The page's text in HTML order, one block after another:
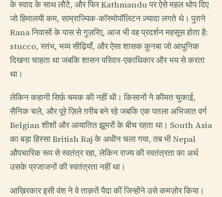
के स्वाद के साथ लौटे, और फिर Kathmandu पर ऐसे महल थोप दिए
जो हिमालयी कम, साम्राज्यिक-कॉस्मोपॉलिटन ज़्यादा लगते थे। पुराने
Rana निवासों के पास से गुज़रिए, आज भी वह प्रदर्शन महसूस होता है:
stucco, स्तंभ, भव्य सीढ़ियाँ, और ऐसा शासक कुनबा जो आधुनिक
दिखना चाहता था जबकि शासन परिवार-एकाधिकार और भय से करता
था।
लेकिन कहानी सिर्फ़ चमक की नहीं थी। किसानों ने कीमत चुकाई,
सैनिक चले, और पूरे ज़िले ग़रीब बने रहे जबकि एक पतला अभिजात वर्ग
Belgian शीशों और आयातित झूमरों के बीच रहता था। South Asia
का बड़ा हिस्सा British Raj के अधीन चला गया, तब भी Nepal
औपचारिक रूप से स्वतंत्र रहा, लेकिन राज्य की स्वतंत्रता का अर्थ
उसके प्रजाजनों की स्वतंत्रता नहीं था।
आख़िरकार इसी वंश ने वे ताक़तें पैदा कीं जिन्होंने उसे कमज़ोर किया।